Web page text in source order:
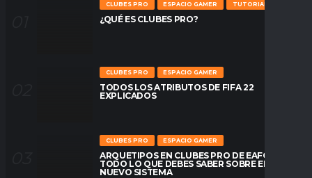
CLUBES PRO ESPACIO GAMER TUTORIALES
¿QUÉ ES CLUBES PRO?
CLUBES PRO ESPACIO GAMER
TODOS LOS ATRIBUTOS DE FIFA 22
EXPLICADOS
CLUBES PRO ESPACIO GAMER
ARQUETIPOS EN CLUBES PRO DE EAFC26:
TODO LO QUE DEBES SABER SOBRE EL
NUEVO SISTEMA